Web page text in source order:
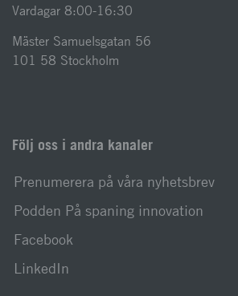
Vardagar 8:00-16:30
Mäster Samuelsgatan 56
101 58 Stockholm
Följ oss i andra kanaler
Prenumerera på våra nyhetsbrev
Podden På spaning innovation
Facebook
LinkedIn